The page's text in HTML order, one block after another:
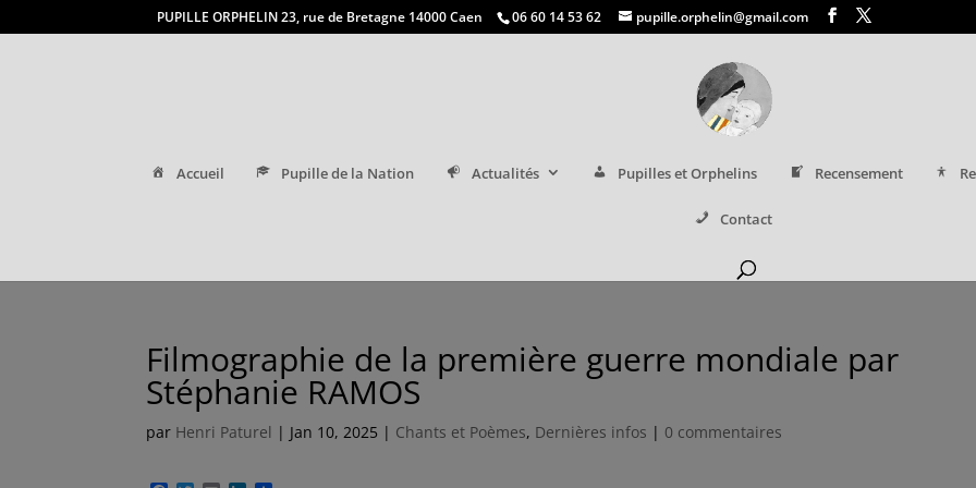
PUPILLE ORPHELIN 23, rue de Bretagne 14000 Caen 06 60 14 53 62 pupille.orphelin@gmail.com
Accueil Pupille de la Nation Actualités Pupilles et Orphelins Recensement
Contact
Filmographie de la première guerre mondiale par
Stéphanie RAMOS
par Henri Paturel | Jan 10, 2025 | Chants et Poèmes, Dernières infos | 0 commentaires